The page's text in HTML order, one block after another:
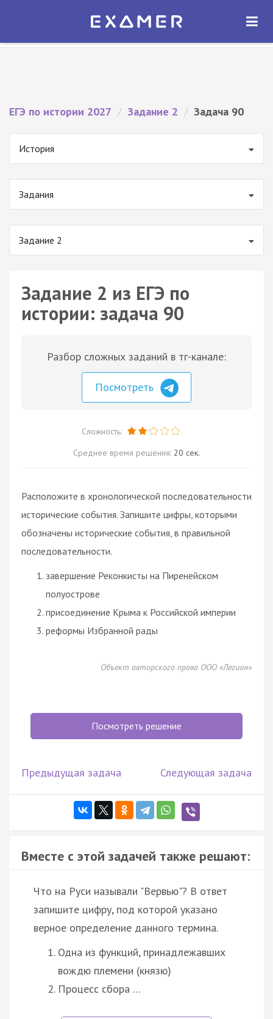
Экзамер — ЕГЭ 2027
ОТКРЫТЬ
ЕГЭ по истории 2027 / Задание 2 / Задача 90
История
Задания
Задание 2
Задание 2 из ЕГЭ по
истории: задача 90
Разбор сложных заданий в тг-канале:
Посмотреть
Сложность:
Среднее время решения: 20 сек.
Расположите в хронологической последовательности
исторические события. Запишите цифры, которыми
обозначены исторические события, в правильной
последовательности.
завершение Реконкисты на Пиренейском
полуострове
присоединение Крыма к Российской империи
реформы Избранной рады
Объект авторского права ООО «Легион»
Посмотреть решение
Предыдущая задача Следующая задача
Вместе с этой задачей также решают:
Что на Руси называли "Вервью"? В ответ
запишите цифру, под которой указано
верное определение данного термина.
Одна из функций, принадлежавших
вождю племени (князю)
Процесс сбора …